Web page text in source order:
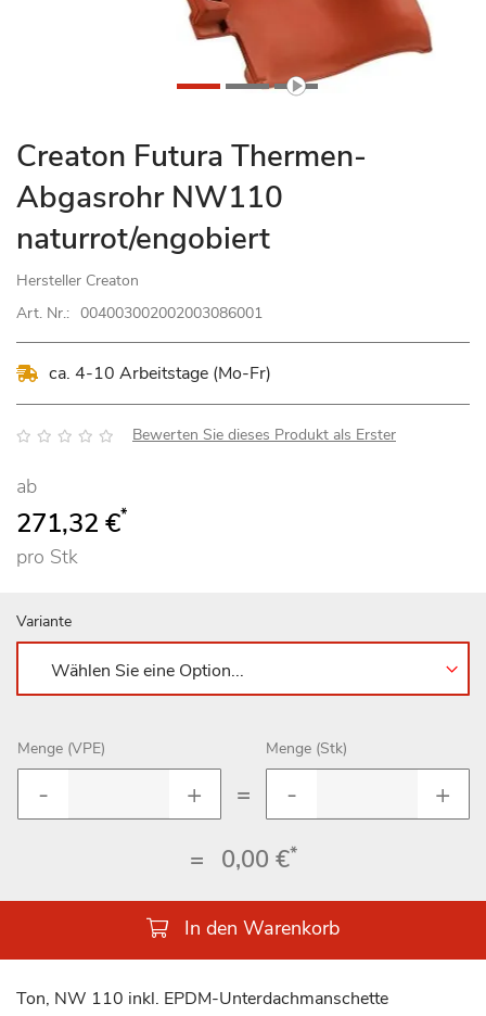
Zum
Anfang
der
Bildgalerie
springen
Creaton Futura Thermen-
Abgasrohr NW110
naturrot/engobiert
Hersteller Creaton
Art. Nr.: 004003002002003086001
ca. 4-10 Arbeitstage (Mo-Fr)
Bewertung: Bewerten Sie dieses Produkt als Erster
ab
271,32 €*
pro Stk
Variante
Menge (VPE)
=
Menge (Stk)
= 0,00 €*
In den Warenkorb
Ton, NW 110 inkl. EPDM-Unterdachmanschette